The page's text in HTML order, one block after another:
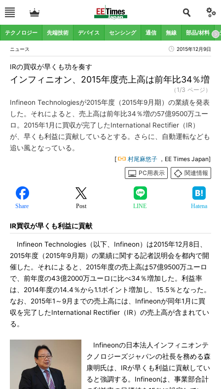
テクノロジー 先端技術 デバイス センシング 通信 無線 部品/材料
ニュース 2015年12月9日
インフィニオン、2015年度売上高は前年比34％増
IRの買収が早くも功を奏す
（1/3 ページ）
Infineon Technologiesが2015年度（2015年9月期）の業績を発表
した。それによると、売上高は前年比34％増の57億9500万ユー
ロ。2015年1月に買収が完了したInternational Rectifier（IR）
が、早くも利益に貢献しているとする。さらに、自動運転なども
追い風となっている。
[ 村尾麻悠子 ，EE Times Japan]
PC用表示
関連情報
Share Post LINE Hatena
IR買収が早くも利益に貢献
Infineon Technologies（以下、Infineon）は2015年12月8日、
2015年度（2015年9月期）の業績に関する記者説明会を都内で開
催した。それによると、2015年度の売上高は57億9500万ユーロ
で、前年度の43億2000万ユーロに比べ34％増加した。利益率
は、2014年度の14.4％から1.1ポイント増加し、15.5％となった。
なお、2015年1～9月までの売上高には、Infineonが同年1月に買
収を完了したInternational Rectifier（IR）の売上高が含まれてい
る。
Infineonの日本法人インフィニオンテ
クノロジーズジャパンの社長を務める森
康明氏は、IRが早くも利益に貢献してい
ると強調する。Infineonは、事業部合計